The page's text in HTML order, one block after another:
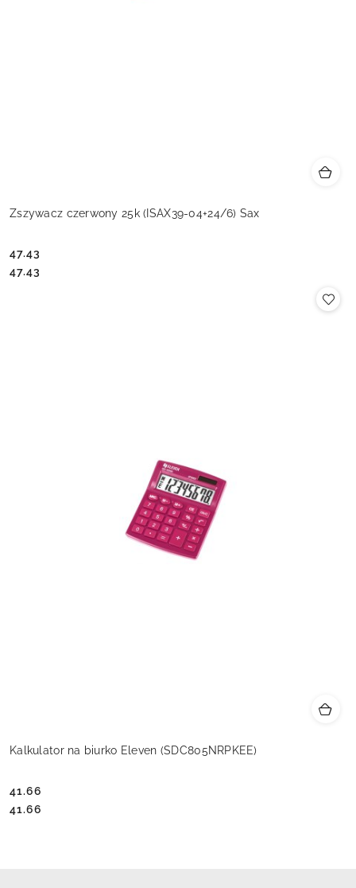
Zszywacz czerwony 25k (ISAX39-04+24/6) Sax
Cena:
47.43
Cena:
47.43
Kalkulator na biurko Eleven (SDC805NRPKEE)
Cena:
41.66
Cena:
41.66